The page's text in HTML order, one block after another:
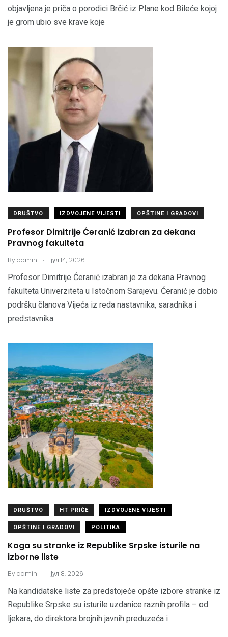
objavljena je priča o porodici Brčić iz Plane kod Bileće kojoj
je grom ubio sve krave koje
DRUŠTVO IZDVOJENE VIJESTI OPŠTINE I GRADOVI
Profesor Dimitrije Ćeranić izabran za dekana
Pravnog fakulteta
Byadmin . јул 14, 2026
Profesor Dimitrije Ćeranić izabran je za dekana Pravnog
fakulteta Univerziteta u Istočnom Sarajevu. Ćeranić je dobio
podršku članova Vijeća iz reda nastavnika, saradnika i
predstavnika
DRUŠTVO HT PRIČE IZDVOJENE VIJESTI
OPŠTINE I GRADOVI POLITIKA
Koga su stranke iz Republike Srpske isturile na
izborne liste
Byadmin . јул 8, 2026
Na kandidatske liste za predstojeće opšte izbore stranke iz
Republike Srpske su isturile uzdanice raznih profila – od
ljekara, do direktora brojnih javnih preduzeća i